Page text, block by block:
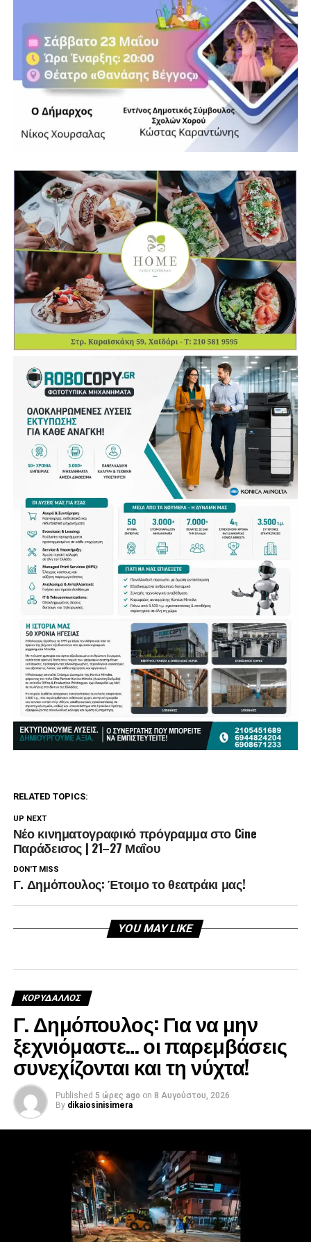
RELATED TOPICS:
UP NEXT
Νέο κινηματογραφικό πρόγραμμα στο Cine
Παράδεισος | 21–27 Μαΐου
DON'T MISS
Γ. Δημόπουλος: Έτοιμο το θεατράκι μας!
YOU MAY LIKE
ΚΟΡΥΔΑΛΛΟΣ
Γ. Δημόπουλος: Για να μην
ξεχνιόμαστε… οι παρεμβάσεις
συνεχίζονται και τη νύχτα!
Published 5 ώρες ago on 8 Αυγούστου, 2026
By dikaiosinisimera